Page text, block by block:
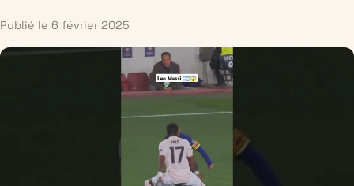
Publié le 6 février 2025